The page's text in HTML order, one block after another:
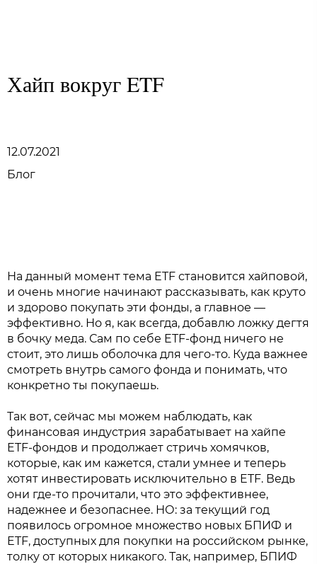
Хайп вокруг ETF
12.07.2021
Блог
На данный момент тема ETF становится хайповой,
и очень многие начинают рассказывать, как круто
и здорово покупать эти фонды, а главное —
эффективно. Но я, как всегда, добавлю ложку дегтя
в бочку меда. Сам по себе ETF-фонд ничего не
стоит, это лишь оболочка для чего-то. Куда важнее
смотреть внутрь самого фонда и понимать, что
конкретно ты покупаешь.
Так вот, сейчас мы можем наблюдать, как
финансовая индустрия зарабатывает на хайпе
ETF-фондов и продолжает стричь хомячков,
которые, как им кажется, стали умнее и теперь
хотят инвестировать исключительно в ETF. Ведь
они где-то прочитали, что это эффективнее,
надежнее и безопаснее. НО: за текущий год
появилось огромное множество новых БПИФ и
ETF, доступных для покупки на российском рынке,
толку от которых никакого. Так, например, БПИФ